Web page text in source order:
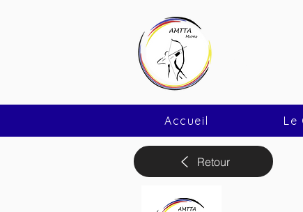
Accueil Le
Retour